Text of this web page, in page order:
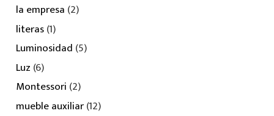
la empresa (2)
literas(1)
Luminosidad (5)
Luz (6)
Montessori (2)
mueble auxiliar(12)